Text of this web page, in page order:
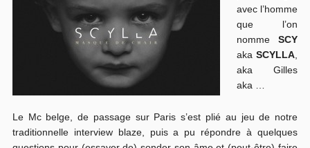
avec l’homme
que l’on
nommeSCY
akaSCYLLA
aka Gilles
aka …
Le Mc belge, de passage sur Paris s’est plié au jeu de notre
traditionnelle interview blaze, puis a pu répondre à quelques